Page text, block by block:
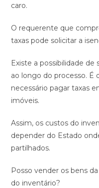
caro.
O requerente que
taxas pode solicitar a
Existe a possibilidade
ao longo do processo. É
necessário pagar taxas
imóveis.
Assim, os custos do
depender do Estado
partilhados.
Posso vender os bens
do inventário?